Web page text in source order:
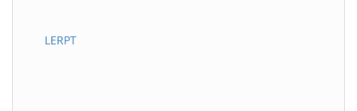
LERPT